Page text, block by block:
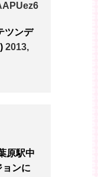
ツンデ
2013,
原駅中
ンに